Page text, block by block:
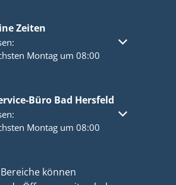
Zeiten
weitere Öffnungs- oder Schließzeiten
Montag um 08:00
Büro Bad Hersfeld
weitere Öffnungs- oder Schließzeiten
Montag um 08:00
können